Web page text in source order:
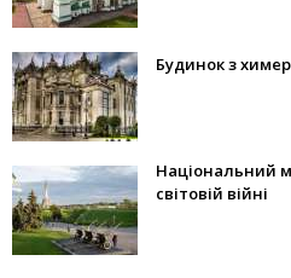
Будинок з
Національний
світовій війні